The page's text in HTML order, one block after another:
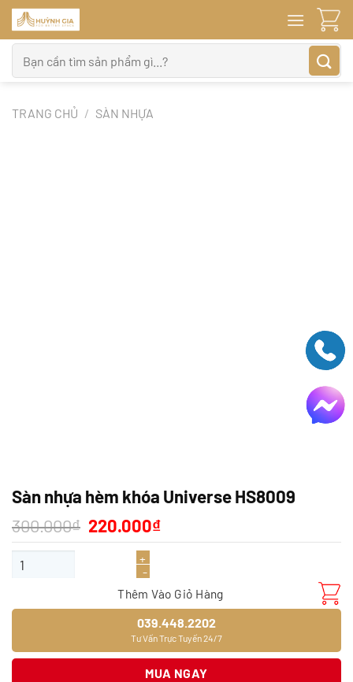
Bỏ
qua
nội
dung
kiếm:
TRANG CHỦ / SÀN NHỰA
Sàn nhựa hèm khóa Universe HS8009
300.000₫ Giá
gốc
là:
300.000₫.
220.000₫Giá
hiện
tại
Sàn nhựa hèm khóa Universe HS8009 số lượng
Thêm Vào Giỏ Hàng
039.448.2202
Tư Vấn Trực Tuyến 24/7
MUA NGAY